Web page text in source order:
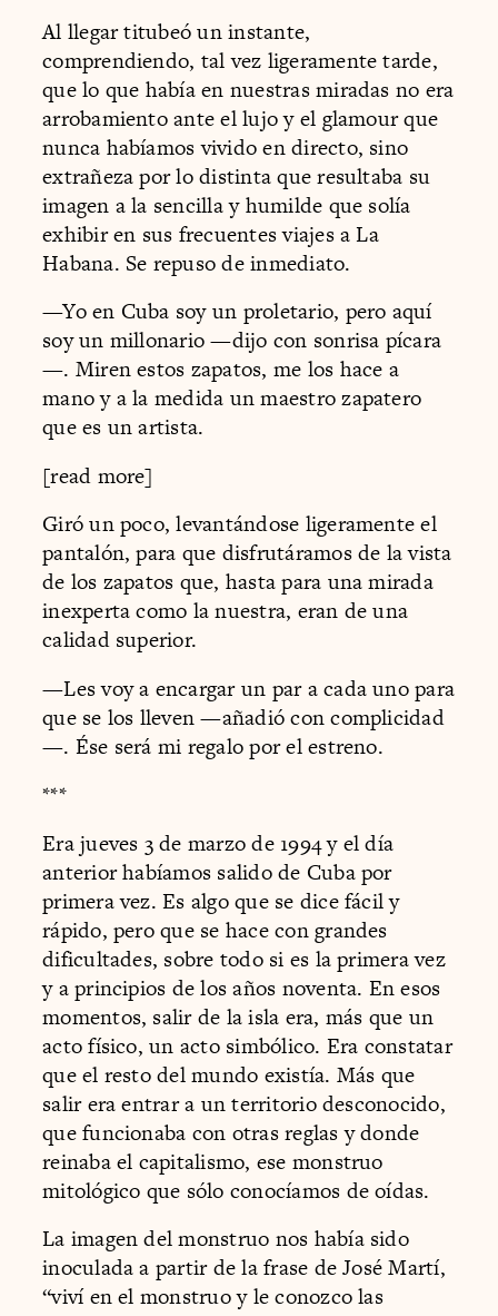
Al llegar titubeó un instante,
comprendiendo, tal vez ligeramente tarde,
que lo que había en nuestras miradas no era
arrobamiento ante el lujo y el glamour que
nunca habíamos vivido en directo, sino
extrañeza por lo distinta que resultaba su
imagen a la sencilla y humilde que solía
exhibir en sus frecuentes viajes a La
Habana. Se repuso de inmediato.
—Yo en Cuba soy un proletario, pero aquí
soy un millonario —dijo con sonrisa pícara
—. Miren estos zapatos, me los hace a
mano y a la medida un maestro zapatero
que es un artista.
[read more]
Giró un poco, levantándose ligeramente el
pantalón, para que disfrutáramos de la vista
de los zapatos que, hasta para una mirada
inexperta como la nuestra, eran de una
calidad superior.
—Les voy a encargar un par a cada uno para
que se los lleven —añadió con complicidad
—. Ése será mi regalo por el estreno.
***
Era jueves 3 de marzo de 1994 y el día
anterior habíamos salido de Cuba por
primera vez. Es algo que se dice fácil y
rápido, pero que se hace con grandes
dificultades, sobre todo si es la primera vez
y a principios de los años noventa. En esos
momentos, salir de la isla era, más que un
acto físico, un acto simbólico. Era constatar
que el resto del mundo existía. Más que
salir era entrar a un territorio desconocido,
que funcionaba con otras reglas y donde
reinaba el capitalismo, ese monstruo
mitológico que sólo conocíamos de oídas.
La imagen del monstruo nos había sido
inoculada a partir de la frase de José Martí,
“viví en el monstruo y le conozco las